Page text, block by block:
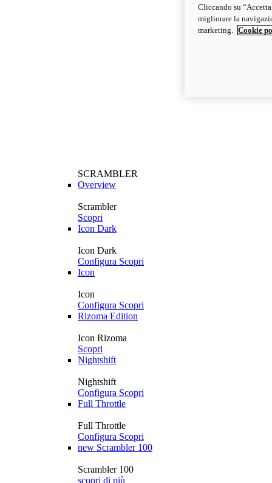
SCRAMBLER
Overview
Scrambler
Scopri
Icon Dark
Icon Dark
Configura Scopri
Icon
Icon
Configura Scopri
Rizoma Edition
Icon Rizoma
Scopri
Nightshift
Nightshift
Configura Scopri
Full Throttle
Full Throttle
Configura Scopri
new Scrambler 100
Scrambler 100
scopri di più
Cliccando su
migliorare la
marketing.
Cookie